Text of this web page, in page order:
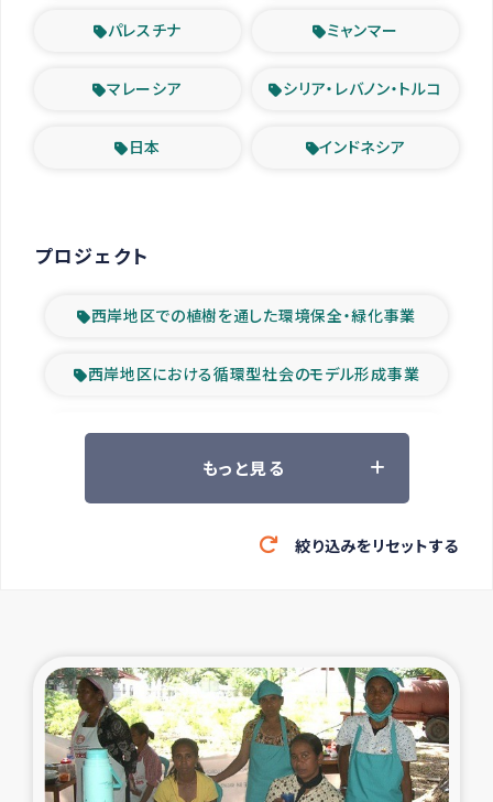
パレスチナ ミャンマー
マレーシア シリア・レバノン・トルコ
日本 インドネシア
プロジェクト
西岸地区での植樹を通した環境保全・緑化事業
西岸地区における循環型社会のモデル形成事業
ツアー参加者の声
緊急救援の時代
東ティモール豪雨緊急支援
大雨による洪水被災者支援
カカオ生産者支援事業
もっと見る
絞り込みをリセットする